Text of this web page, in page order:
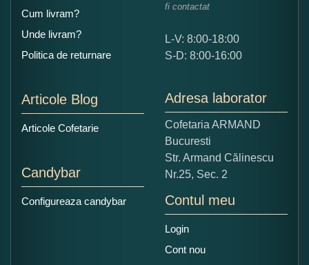
Ce nota acordati acestui produs?
5
Copiati alaturi numarul din imagine:
Cum livram?
Unde livram?
Politica de returnare
Articole Blog
Articole Cofetarie
Candybar
Configureaza candybar
fi contactat
L-V: 8:00-18:00
S-D: 8:00-16:00
Adresa laborator
Cofetaria ARMAND
Bucuresti
Str. Armand Călinescu
Nr.25, Sec. 2
Contul meu
Login
Cont nou